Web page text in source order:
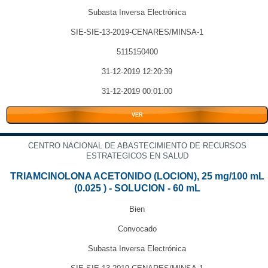
Subasta Inversa Electrónica
SIE-SIE-13-2019-CENARES/MINSA-1
5115150400
31-12-2019 12:20:39
31-12-2019 00:01:00
VER
CENTRO NACIONAL DE ABASTECIMIENTO DE RECURSOS
ESTRATEGICOS EN SALUD
TRIAMCINOLONA ACETONIDO (LOCION), 25 mg/100 mL
(0.025 ) - SOLUCION - 60 mL
Bien
Convocado
Subasta Inversa Electrónica